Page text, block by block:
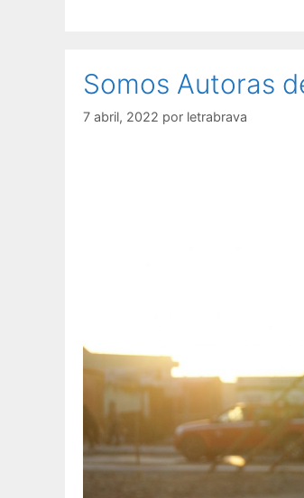
Somos Autoras
7 abril, 2022 por letrabrava